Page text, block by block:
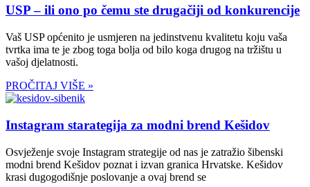
USP – ili ono po čemu ste drugačiji od konkurencije
Vaš USP općenito je usmjeren na jedinstvenu kvalitetu koju vaša
tvrtka ima te je zbog toga bolja od bilo koga drugog na tržištu u
vašoj djelatnosti.
PROČITAJ VIŠE »
Instagram starategija za modni brend Kešidov
Osvježenje svoje Instagram strategije od nas je zatražio šibenski
modni brend Kešidov poznat i izvan granica Hrvatske. Kešidov
krasi dugogodišnje poslovanje a ovaj brend se